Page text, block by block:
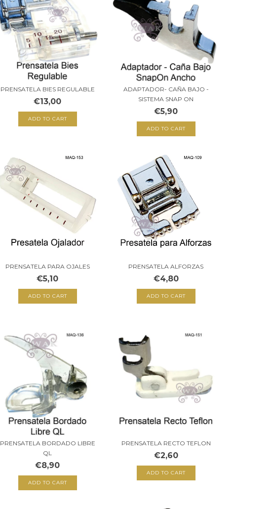
PRENSATELA BIES REGULABLE
€13,00
ADAPTADOR- CAÑA BAJO -
SISTEMA SNAP ON
€5,90
PRENSATELA PARA OJALES
€5,10
PRENSATELA ALFORZAS
€4,80
PRENSATELA BORDADO LIBRE
QL
€8,90
PRENSATELA RECTO TEFLON
€2,60